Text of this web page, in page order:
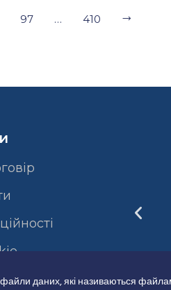
97 … 410
даних, які називаються